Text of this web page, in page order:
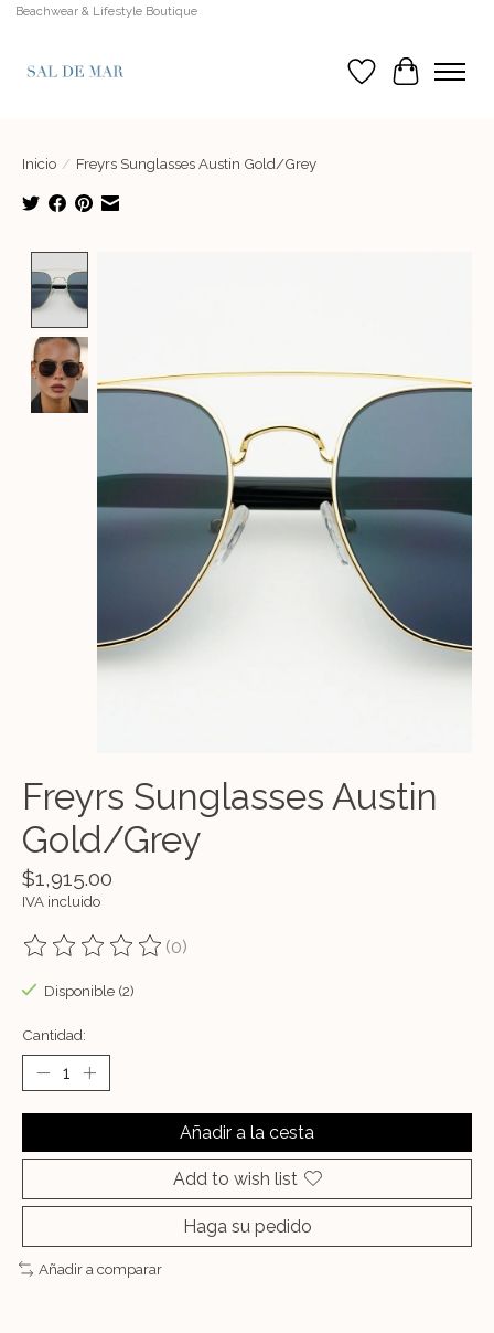
Beachwear & Lifestyle Boutique
Lista de deseos
Cesta
Inicio / Freyrs Sunglasses Austin Gold/Grey
Freyrs Sunglasses Austin
Gold/Grey
$1,915.00
IVA incluido
The rating of this product is
(0)
Disponible (2)
Cantidad:
Añadir a la cesta
Add to wish list
Haga su pedido
Añadir a comparar